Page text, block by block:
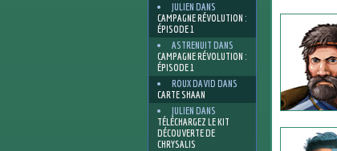
JULIEN DANS
CAMPAGNE RÉVOLUTION :
ÉPISODE 1
ASTRENUIT DANS
CAMPAGNE RÉVOLUTION :
ÉPISODE 1
ROUX DAVID DANS
CARTE SHAAN
JULIEN DANS
TÉLÉCHARGEZ LE KIT
DÉCOUVERTE DE
CHRYSALIS